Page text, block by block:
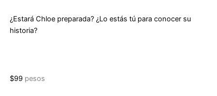
¿Estará Chloe preparada? ¿Lo estás tú para conocer su
historia?
$99 pesos